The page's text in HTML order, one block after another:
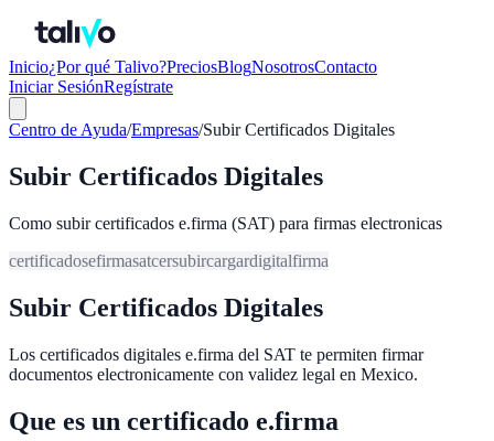
Inicio¿Por qué Talivo?PreciosBlogNosotrosContacto
Iniciar SesiónRegístrate
Centro de Ayuda/Empresas/Subir Certificados Digitales
Subir Certificados Digitales
Como subir certificados e.firma (SAT) para firmas electronicas
certificadosefirmasatcersubircargardigitalfirma
Subir Certificados Digitales
Los certificados digitales e.firma del SAT te permiten firmar
documentos electronicamente con validez legal en Mexico.
Que es un certificado e.firma